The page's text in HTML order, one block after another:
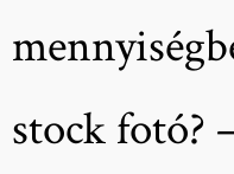
stock fotó?